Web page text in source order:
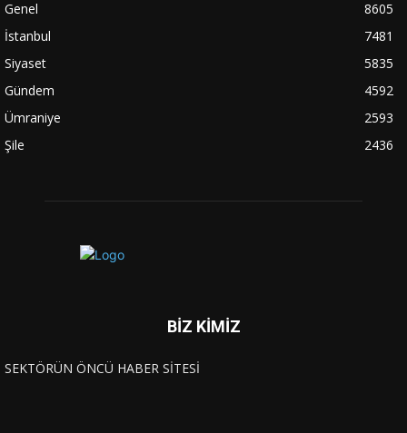
Genel
8605
İstanbul
7481
Siyaset
5835
Gündem
4592
Ümraniye
2593
Şile
2436
BİZ KİMİZ
SEKTÖRÜN ÖNCÜ HABER SİTESİ